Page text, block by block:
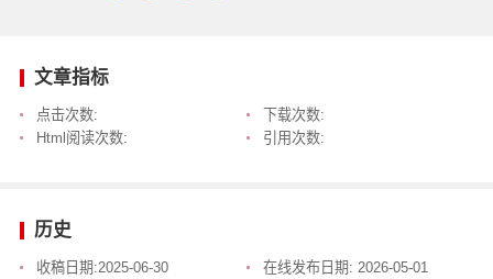
文章指标
点击次数:
下载次数:
Html阅读次数:
引用次数:
历史
收稿日期:2025-06-30 在线发布日期: 2026-05-01